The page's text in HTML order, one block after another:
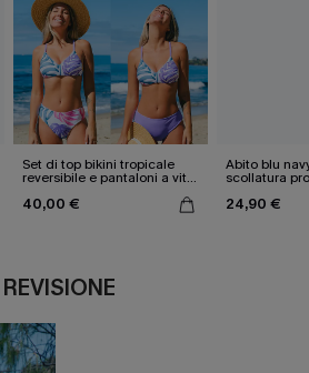
Set di top bikini tropicale
reversibile e pantaloni a vita
40,00 €
Abito blu
scollatura
24,90 €